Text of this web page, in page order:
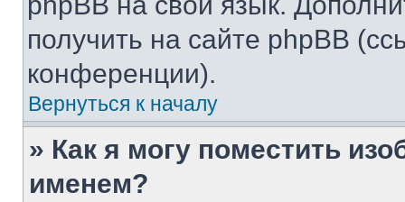
получить на сайте phpBB
конференции).
Вернуться к началу
» Как я могу поместить
именем?